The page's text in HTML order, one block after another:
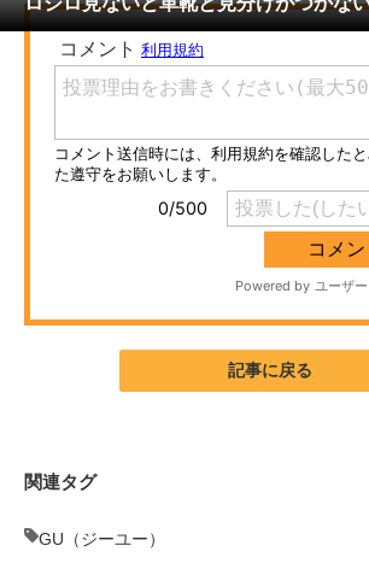
注目記事を集めた総合ページ
ITの今と未来を見通す
スマホと通信の最新トレンド
進化するPCとデバイスの未来
AI活用のいまが分かる
記事に戻る
関連タグ
GU（ジーユー）